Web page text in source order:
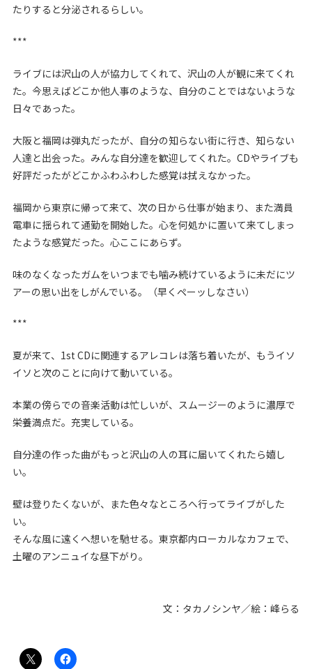
たりすると分泌されるらしい。
***
ライブには沢山の人が協力してくれて、沢山の人が観に来てくれ
た。今思えばどこか他人事のような、自分のことではないような
日々であった。
大阪と福岡は弾丸だったが、自分の知らない街に行き、知らない
人達と出会った。みんな自分達を歓迎してくれた。CDやライブも
好評だったがどこかふわふわした感覚は拭えなかった。
福岡から東京に帰って来て、次の日から仕事が始まり、また満員
電車に揺られて通勤を開始した。心を何処かに置いて来てしまっ
たような感覚だった。心ここにあらず。
味のなくなったガムをいつまでも噛み続けているように未だにツ
アーの思い出をしがんでいる。（早くペーッしなさい）
***
夏が来て、1st CDに関連するアレコレは落ち着いたが、もうイソ
イソと次のことに向けて動いている。
本業の傍らでの音楽活動は忙しいが、スムージーのように濃厚で
栄養満点だ。充実している。
自分達の作った曲がもっと沢山の人の耳に届いてくれたら嬉し
い。
壁は登りたくないが、また色々なところへ行ってライブがした
い。
そんな風に遠くへ想いを馳せる。東京都内ローカルなカフェで、
土曜のアンニュイな昼下がり。
文：タカノシンヤ／絵：峰らる